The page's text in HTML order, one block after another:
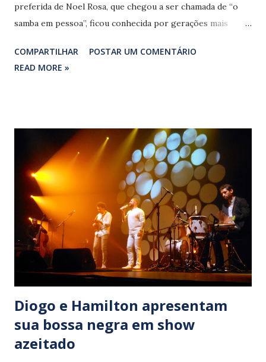
preferida de Noel Rosa, que chegou a ser chamada de “o
samba em pessoa”, ficou conhecida por gerações mais
calouros. Seu requintado repertório continua ignorado por
muitos, graças ao descaso da indústria fonográfica.
pelo Conjunto Época de Ouro, a sambista Dorina encarou
com valentia o perspicaz roteiro assinado pelo diretor
musical, Marcos Fernando. “Estou aqui no tablado/ Feito de
ouro e prata”. Os versos de ‘A voz do morto’ (Caetano
Veloso) foram a senha para uma noite especial. Entre
música da melhor qualidade, trechos que uma entrevista de
Aracy deixavam transparecer a autenticidade da artista.
Coisa impensável no contexto atual, onde tudo é cal...
COMPARTILHAR
POSTAR UM COMENTÁRIO
READ MORE »
Diogo e Hamilton apresentam
sua bossa negra em show
azeitado